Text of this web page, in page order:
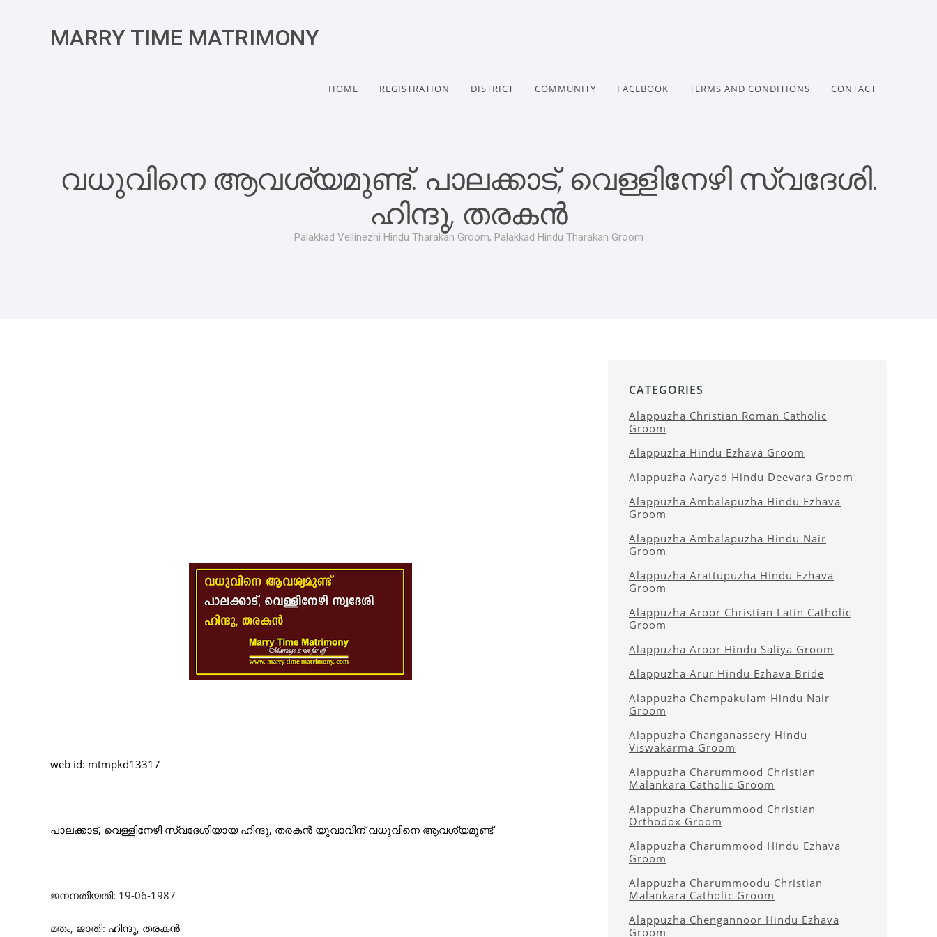
MARRY TIME MATRIMONY
HOME REGISTRATION DISTRICT COMMUNITY FACEBOOK TERMS AND CONDITIONS CONTACT
വധുവിനെ ആവശ്യമുണ്ട്. പാലക്കാട്, വെള്ളിനേഴി സ്വദേശി.
ഹിന്ദു, തരകൻ
Palakkad Vellinezhi Hindu Tharakan Groom, Palakkad Hindu Tharakan Groom
web id: mtmpkd13317
പാലക്കാട്, വെള്ളിനേഴി സ്വദേശിയായ ഹിന്ദു, തരകൻ യുവാവിന് വധുവിനെ ആവശ്യമുണ്ട്
ജനനതീയതി: 19-06-1987
മതം, ജാതി: ഹിന്ദു, തരകൻ
CATEGORIES
Alappuzha Christian Roman Catholic
Groom
Alappuzha Hindu Ezhava Groom
Alappuzha Aaryad Hindu Deevara Groom
Alappuzha Ambalapuzha Hindu Ezhava
Groom
Alappuzha Ambalapuzha Hindu Nair
Groom
Alappuzha Arattupuzha Hindu Ezhava
Groom
Alappuzha Aroor Christian Latin Catholic
Groom
Alappuzha Aroor Hindu Saliya Groom
Alappuzha Arur Hindu Ezhava Bride
Alappuzha Champakulam Hindu Nair
Groom
Alappuzha Changanassery Hindu
Viswakarma Groom
Alappuzha Charummood Christian
Malankara Catholic Groom
Alappuzha Charummood Christian
Orthodox Groom
Alappuzha Charummood Hindu Ezhava
Groom
Alappuzha Charummoodu Christian
Malankara Catholic Groom
Alappuzha Chengannoor Hindu Ezhava
Groom